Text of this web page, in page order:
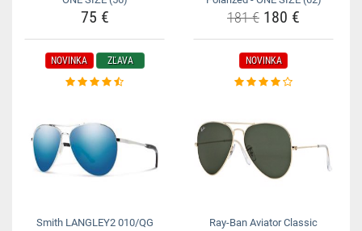
75 € 181 € 180 €
NOVINKA ZĽAVA
Smith LANGLEY2 010/QG
NOVINKA
Ray-Ban Aviator Classic